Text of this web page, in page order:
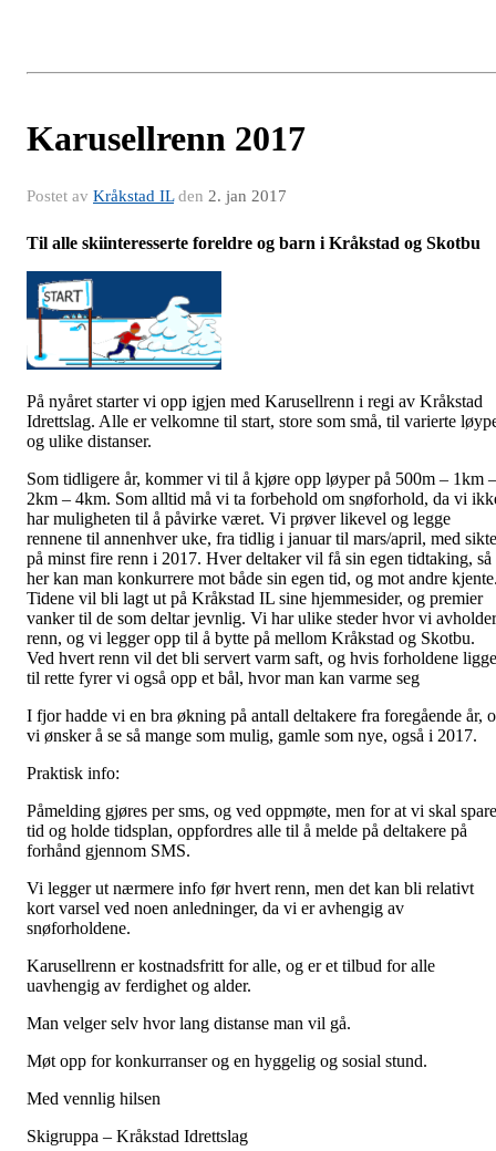
Karusellrenn 2017
Postet av Kråkstad ILden 2. jan 2017
Til alle skiinteresserte foreldre og barn i Kråkstad og Skotbu
På nyåret starter vi opp igjen med Karusellrenn i regi av Kråkstad
Idrettslag. Alle er velkomne til start, store som små, til varierte
og ulike distanser.
Som tidligere år, kommer vi til å kjøre opp løyper på 500m – 1km –
2km – 4km. Som alltid må vi ta forbehold om snøforhold, da vi
har muligheten til å påvirke været. Vi prøver likevel og legge
rennene til annenhver uke, fra tidlig i januar til mars/april, med sikte
på minst fire renn i 2017. Hver deltaker vil få sin egen tidtaking, så
her kan man konkurrere mot både sin egen tid, og mot andre
Tidene vil bli lagt ut på Kråkstad IL sine hjemmesider, og premier
vanker til de som deltar jevnlig. Vi har ulike steder hvor vi avholder
renn, og vi legger opp til å bytte på mellom Kråkstad og Skotbu.
Ved hvert renn vil det bli servert varm saft, og hvis forholdene
til rette fyrer vi også opp et bål, hvor man kan varme seg
I fjor hadde vi en bra økning på antall deltakere fra foregående år,
vi ønsker å se så mange som mulig, gamle som nye, også i 2017.
Praktisk info:
Påmelding gjøres per sms, og ved oppmøte, men for at vi skal spare
tid og holde tidsplan, oppfordres alle til å melde på deltakere på
forhånd gjennom SMS.
Vi legger ut nærmere info før hvert renn, men det kan bli relativt
kort varsel ved noen anledninger, da vi er avhengig av
snøforholdene.
Karusellrenn er kostnadsfritt for alle, og er et tilbud for alle
uavhengig av ferdighet og alder.
Man velger selv hvor lang distanse man vil gå.
Møt opp for konkurranser og en hyggelig og sosial stund.
Med vennlig hilsen
Skigruppa – Kråkstad Idrettslag